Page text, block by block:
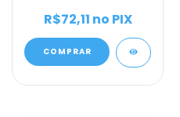
R$72,11 no PIX